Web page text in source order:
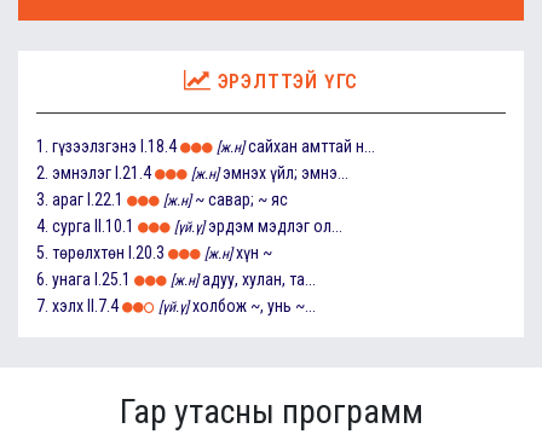
ЭРЭЛТТЭЙ ҮГС
1. гүзээлзгэнэ I.18.4 [ж.н] сайхан амттай н...
2. эмнэлэг I.21.4 [ж.н] эмнэх үйл; эмнэ...
3. араг I.22.1 [ж.н] ~ савар; ~ яс
4. сурга II.10.1 [үй.ү] эрдэм мэдлэг ол...
5. төрөлхтөн I.20.3 [ж.н] хүн ~
6. унага I.25.1 [ж.н] адуу, хулан, та...
7. хэлх II.7.4 [үй.ү] холбож ~, унь ~...
Гар утасны программ